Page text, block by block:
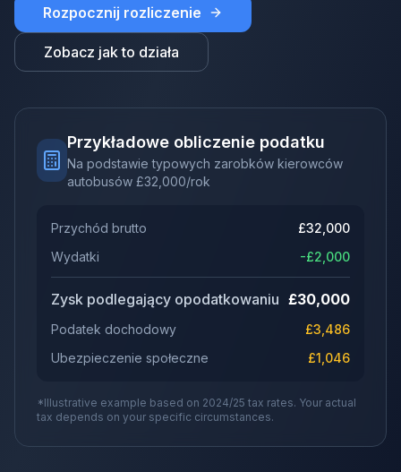
Rozpocznij rozliczenie
Zobacz jak to działa
Przykładowe obliczenie podatku
Na podstawie typowych zarobków kierowców
autobusów £32,000/rok
Przychód brutto £32,000
Wydatki
-£2,000
Zysk podlegający opodatkowaniu £30,000
Podatek dochodowy £3,486
Ubezpieczenie społeczne
£1,046
*Illustrative example based on 2024/25 tax rates. Your actual
tax depends on your specific circumstances.